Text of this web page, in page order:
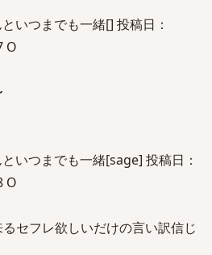
いつまでも一緒[] 投稿日：
O
いつまでも一緒[sage] 投稿日：
O
セフレ欲しいだけの言い訳信じ